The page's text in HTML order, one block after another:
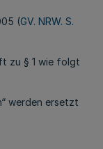
(GV. NRW. S.
zu § 1 wie folgt
werden ersetzt